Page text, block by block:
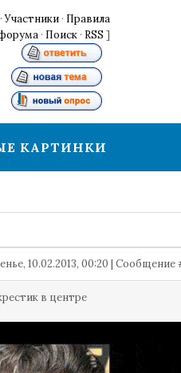
·Участники · Правила
· Поиск · RSS ]
КАРТИНКИ
10.02.2013, 00:20 |
в центре